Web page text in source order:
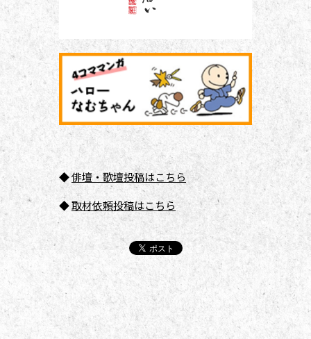
◆俳壇・歌壇投稿はこちら
◆取材依頼投稿はこちら